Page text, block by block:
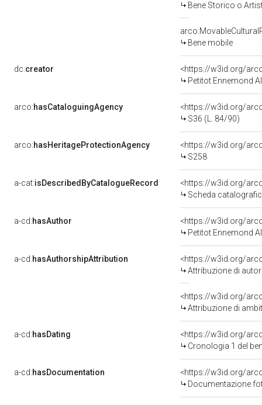
Bene Storico o
Bene mobile
dc:creator
<https://w3id.org/
Petitot Ennemond
arco:hasCataloguingAgency
<https://w3id.org/
S36 (L. 84/90)
arco:hasHeritageProtectionAgency
<https://w3id.org/
S258
a-cat:isDescribedByCatalogueRecord
<https://w3id.org/
Scheda
a-cd:hasAuthor
<https://w3id.org/
Petitot Ennemond
a-cd:hasAuthorshipAttribution
<https://w3id.org/
Attribuzione di
<https://w3id.org/
Attribuzione di
a-cd:hasDating
<https://w3id.org/
Cronologia 1 del
a-cd:hasDocumentation
Documentazione